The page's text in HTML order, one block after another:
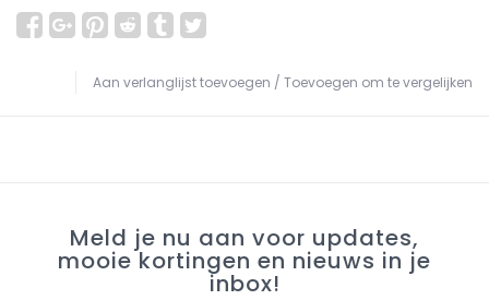
Aan verlanglijst toevoegen / Toevoegen om te vergelijken
Meld je nu aan voor updates,
mooie kortingen en nieuws in je
inbox!